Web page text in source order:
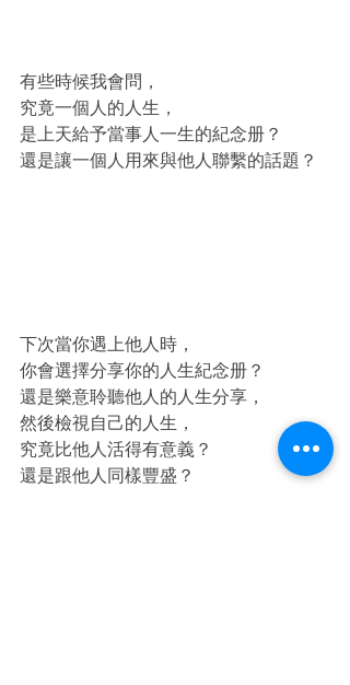
有些時候我會問，
究竟一個人的人生，
是上天給予當事人一生的紀念册？
還是讓一個人用來與他人聯繫的話題？
下次當你遇上他人時，
你會選擇分享你的人生紀念册？
還是樂意聆聽他人的人生分享，
然後檢視自己的人生，
究竟比他人活得有意義？
還是跟他人同樣豐盛？